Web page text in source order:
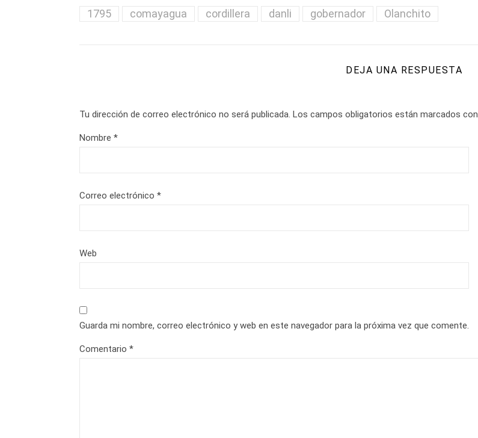
1795 comayagua cordillera danli gobernador Olanchito
DEJA UNA RESPUESTA
Tu dirección de correo electrónico no será publicada. Los campos obligatorios están marcados con
Nombre *
Correo electrónico *
Web
Guarda mi nombre, correo electrónico y web en este navegador para la próxima vez que comente.
Comentario *